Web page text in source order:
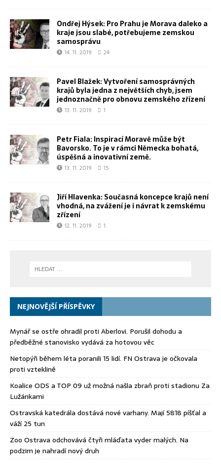
Ondřej Hýsek: Pro Prahu je Morava daleko a
kraje jsou slabé, potřebujeme zemskou
samosprávu
14. 11. 2019 24
Pavel Blažek: Vytvoření samosprávných
krajů byla jedna z největších chyb, jsem
jednoznačně pro obnovu zemského zřízení
13. 11. 2019 1
Petr Fiala: Inspirací Moravě může být
Bavorsko. To je v rámci Německa bohatá,
úspěšná a inovativní země.
13. 11. 2019 15
Jiří Hlavenka: Současná koncepce krajů není
vhodná, na zvážení je i návrat k zemskému
zřízení
12. 11. 2019 1
NEJNOVĚJŠÍ PŘÍSPĚVKY
Mynář se ostře ohradil proti Aberlovi. Porušil dohodu a
předběžné stanovisko vydává za hotovou věc
Netopýři během léta poranili 15 lidí. FN Ostrava je očkovala
proti vzteklině
Koalice ODS a TOP 09 už možná našla zbraň proti stadionu Za
Lužánkami
Ostravská katedrála dostává nové varhany. Mají 5818 píšťal a
váží 25 tun
Zoo Ostrava odchovává čtyři mláďata vyder malých. Na
podzim je nahradí nový druh